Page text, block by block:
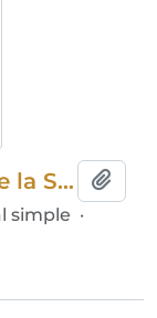
Guerrero en una reunión de la Sociedad General de Autores
simple ·